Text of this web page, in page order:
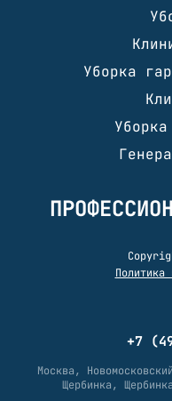
Уборка
Политика
+7
Москва,
Щербинка,